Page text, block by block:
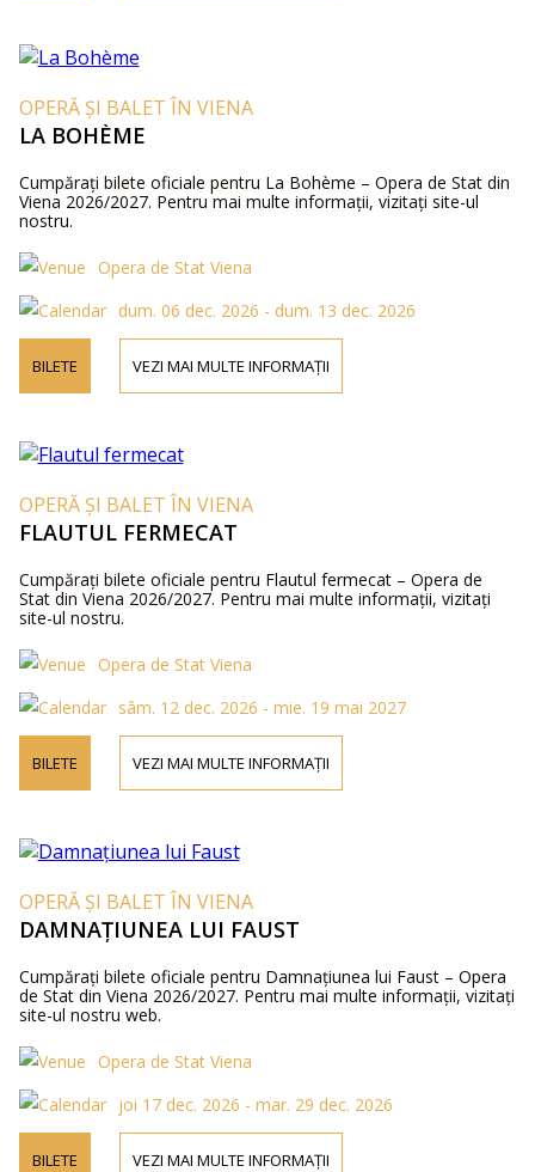
OPERĂ ȘI BALET ÎN VIENA
LA BOHÈME
Cumpărați bilete oficiale pentru La Bohème – Opera de Stat din
Viena 2026/2027. Pentru mai multe informații, vizitați site-ul
nostru.
Opera de Stat Viena
dum. 06 dec. 2026 - dum. 13 dec. 2026
BILETE VEZI MAI MULTE INFORMAȚII
OPERĂ ȘI BALET ÎN VIENA
FLAUTUL FERMECAT
Cumpărați bilete oficiale pentru Flautul fermecat – Opera de
Stat din Viena 2026/2027. Pentru mai multe informații, vizitați
site-ul nostru.
Opera de Stat Viena
sâm. 12 dec. 2026 - mie. 19 mai 2027
BILETE VEZI MAI MULTE INFORMAȚII
OPERĂ ȘI BALET ÎN VIENA
DAMNAȚIUNEA LUI FAUST
Cumpărați bilete oficiale pentru Damnațiunea lui Faust – Opera
de Stat din Viena 2026/2027. Pentru mai multe informații, vizitați
site-ul nostru web.
Opera de Stat Viena
joi 17 dec. 2026 - mar. 29 dec. 2026
BILETE VEZI MAI MULTE INFORMAȚII